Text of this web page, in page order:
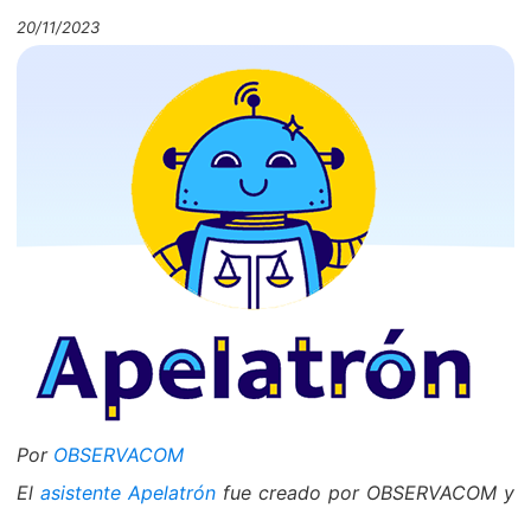
20/11/2023
Por OBSERVACOM
El asistente Apelatrón fue creado por OBSERVACOM y